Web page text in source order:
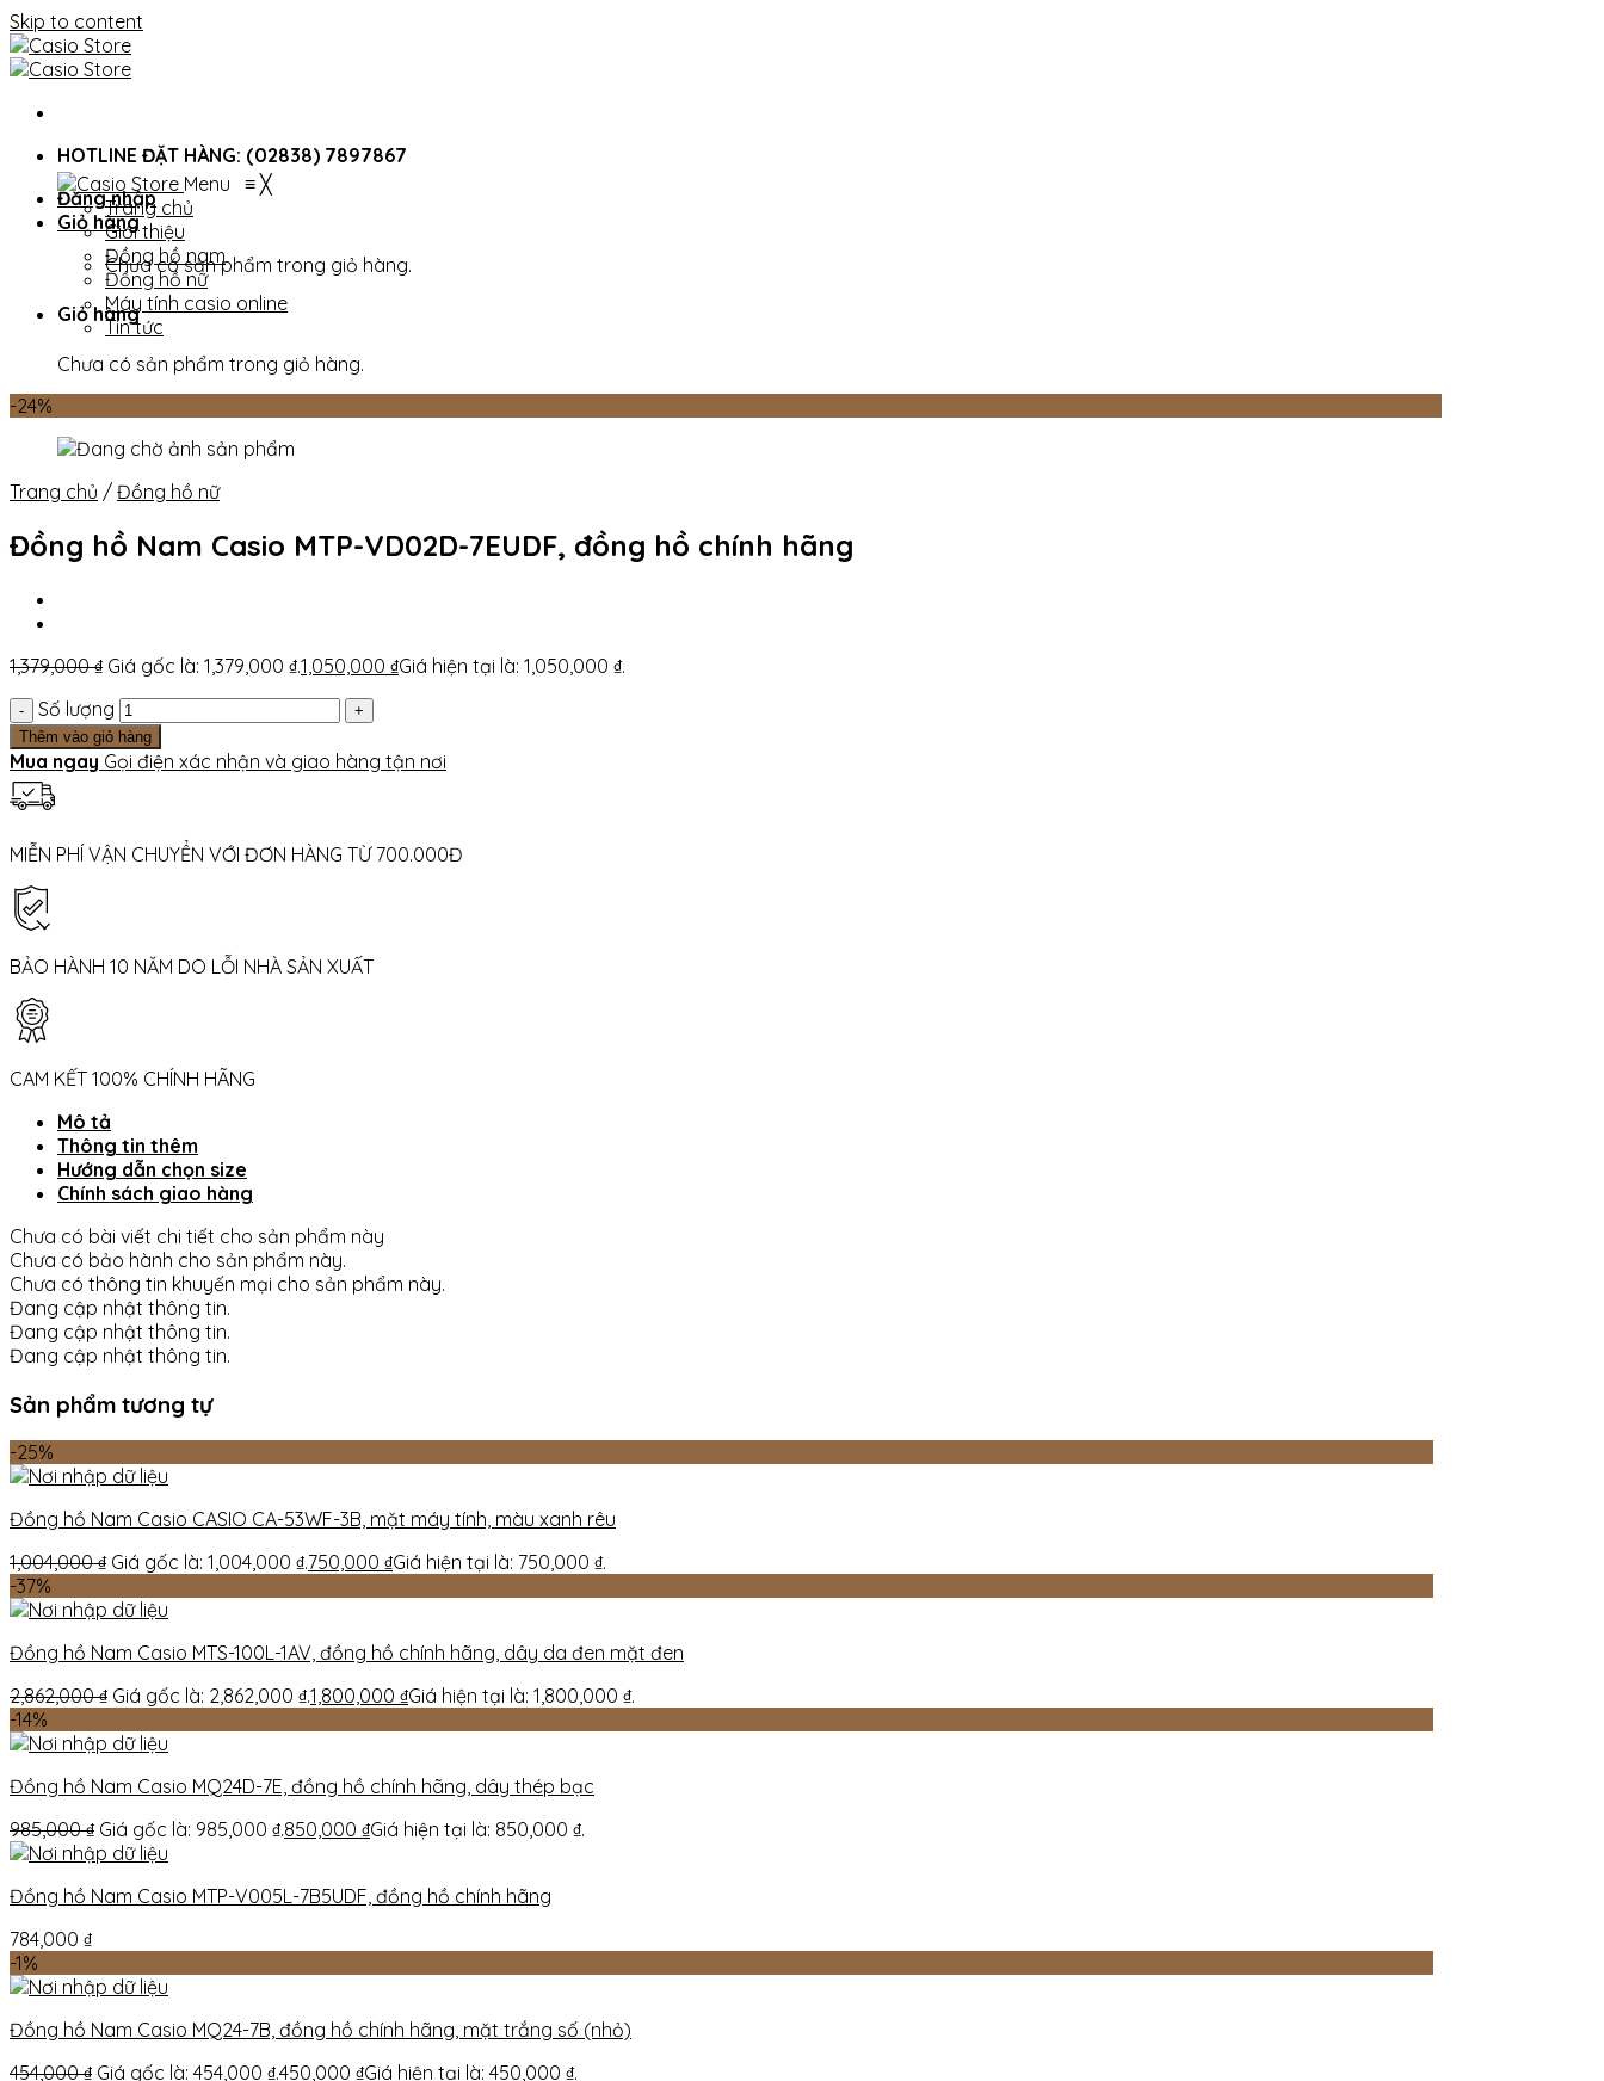
Skip to content
HOTLINE ĐẶT HÀNG: (02838) 7897867
Đăng nhập
Giỏ hàng
Chưa có sản phẩm trong giỏ hàng.
Giỏ hàng
Chưa có sản phẩm trong giỏ hàng.
Menu ≡ ╳
Trang chủ
Giới thiệu
Đồng hồ nam
Đồng hồ nữ
Máy tính casio online
Tin tức
-24%
Trang chủ / Đồng hồ nữ
Đồng hồ Nam Casio MTP-VD02D-7EUDF, đồng hồ chính hãng
1,379,000₫ Giá gốc là: 1,379,000 ₫.1,050,000 ₫Giá hiện tại là: 1,050,000 ₫.
Số lượng
Thêm vào giỏ hàng
Mua ngay Gọi điện xác nhận và giao hàng tận nơi
MIỄN PHÍ VẬN CHUYỂN VỚI ĐƠN HÀNG TỪ 700.000Đ
BẢO HÀNH 10 NĂM DO LỖI NHÀ SẢN XUẤT
CAM KẾT 100% CHÍNH HÃNG
Mô tả
Thông tin thêm
Hướng dẫn chọn size
Chính sách giao hàng
Chưa có bài viết chi tiết cho sản phẩm này
Chưa có bảo hành cho sản phẩm này.
Chưa có thông tin khuyến mại cho sản phẩm này.
Đang cập nhật thông tin.
Đang cập nhật thông tin.
Đang cập nhật thông tin.
Sản phẩm tương tự
-25%
Đồng hồ Nam Casio CASIO CA-53WF-3B, mặt máy tính, màu xanh rêu
1,004,000₫ Giá gốc là: 1,004,000 ₫.750,000 ₫Giá hiện tại là: 750,000 ₫.
-37%
Đồng hồ Nam Casio MTS-100L-1AV, đồng hồ chính hãng, dây da đen mặt đen
2,862,000₫ Giá gốc là: 2,862,000 ₫.1,800,000 ₫Giá hiện tại là: 1,800,000 ₫.
-14%
Đồng hồ Nam Casio MQ24D-7E, đồng hồ chính hãng, dây thép bạc
985,000₫ Giá gốc là: 985,000 ₫.850,000 ₫Giá hiện tại là: 850,000 ₫.
Đồng hồ Nam Casio MTP-V005L-7B5UDF, đồng hồ chính hãng
784,000 ₫
-1%
Đồng hồ Nam Casio MQ24-7B, đồng hồ chính hãng, mặt trắng số (nhỏ)
454,000₫ Giá gốc là: 454,000 ₫.450,000 ₫Giá hiện tại là: 450,000 ₫.